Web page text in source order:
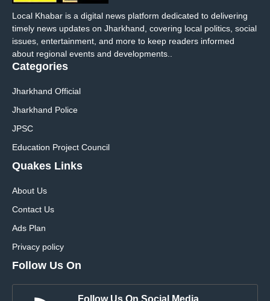
Local Khabar is a digital news platform dedicated to delivering
timely news updates on Jharkhand, covering local politics, social
issues, entertainment, and more to keep readers informed
about regional events and developments..
Categories
Jharkhand Official
Jharkhand Police
JPSC
Education Project Council
Quakes Links
About Us
Contact Us
Ads Plan
Privacy policy
Follow Us On
Follow Us On Social Media